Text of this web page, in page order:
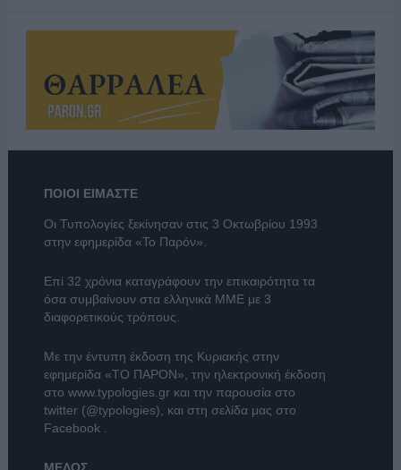
ΠΟΙΟΙ ΕΙΜΑΣΤΕ
Οι Τυπολογίες ξεκίνησαν στις 3 Οκτωβρίου 1993
στην εφημερίδα «Το Παρόν».
Επί 32 χρόνια καταγράφουν την επικαιρότητα τα
όσα συμβαίνουν στα ελληνικά ΜΜΕ με 3
διαφορετικούς τρόπους.
Με την έντυπη έκδοση της Κυριακής στην
εφημερίδα «ΤΟ ΠΑΡΟΝ» , την ηλεκτρονική έκδοση
στο www.typologies.grκαι την παρουσία στο
twitter (@typologies) , και στη σελίδα μας στο
Facebook
ΜΕΛΟΣ